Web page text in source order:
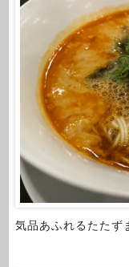
気品あふれるたたず